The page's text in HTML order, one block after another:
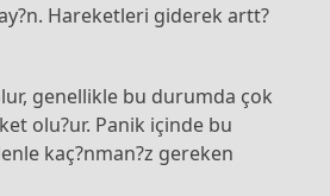
Hareketleri giderek artt?
genellikle bu durumda çok
olu?ur. Panik içinde bu
kaç?nman?z gereken